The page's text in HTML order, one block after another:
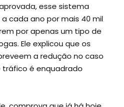
esse sistema
cada ano por mais 40 mil
por apenas um tipo de
Ele explicou que os
a redução no caso
tráfico é enquadrado